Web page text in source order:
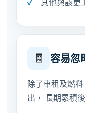
其他與該更
🧾 容易忽
除了車租及燃
出， 長期累積